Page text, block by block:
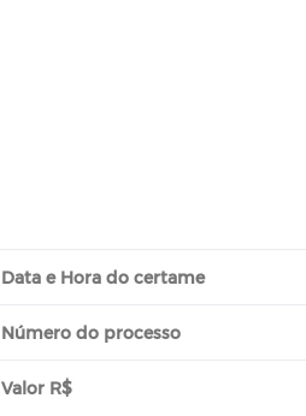
Data e Hora do certame
Número do processo
Valor R$